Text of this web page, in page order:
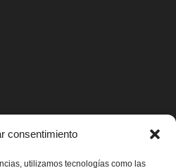
consentimiento
utilizamos tecnologías como las